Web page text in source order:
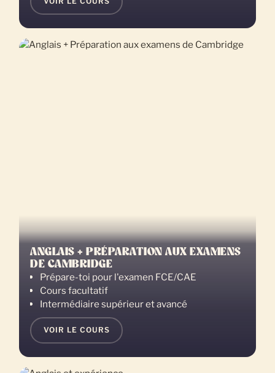
ANGLAIS + PRÉPARATION AUX EXAMENS
DE CAMBRIDGE
Prépare-toi pour l'examen FCE/CAE
Cours facultatif
Intermédiaire supérieur et avancé
VOIR LE COURS